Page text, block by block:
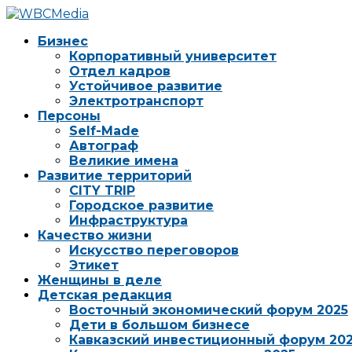
Бизнес
Корпоративный университет
Отдел кадров
Устойчивое развитие
Электротранспорт
Персоны
Self-Made
Автограф
Великие имена
Развитие территорий
CITY TRIP
Городское развитие
Инфраструктура
Качество жизни
Искусство переговоров
Этикет
Женщины в деле
Детская редакция
Восточный экономический форум 2025
Дети в большом бизнесе
Кавказский инвестиционный форум